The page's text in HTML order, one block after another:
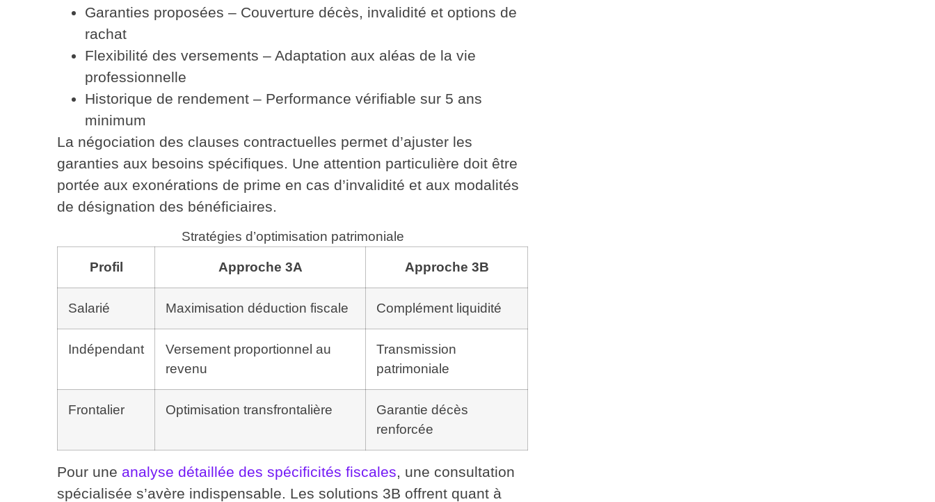
Garanties proposées – Couverture décès, invalidité et options de
rachat
Flexibilité des versements – Adaptation aux aléas de la vie
professionnelle
Historique de rendement – Performance vérifiable sur 5 ans
minimum
La négociation des clauses contractuelles permet d’ajuster les
garanties aux besoins spécifiques. Une attention particulière doit être
portée aux exonérations de prime en cas d’invalidité et aux modalités
de désignation des bénéficiaires.
Stratégies d’optimisation patrimoniale
Profil Approche 3A Approche 3B
Salarié Maximisation déduction fiscale Complément liquidité
Indépendant
Versement proportionnel au
revenu
Transmission
patrimoniale
Frontalier Optimisation transfrontalière
Garantie décès
renforcée
Pour une analyse détaillée des spécificités fiscales, une consultation
spécialisée s’avère indispensable. Les solutions 3B offrent quant à